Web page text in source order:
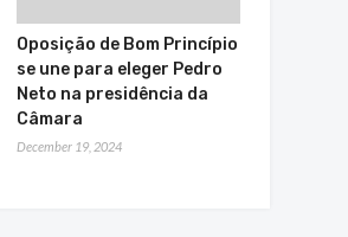
Oposição de Bom Princípio
se une para eleger Pedro
Neto na presidência da
Câmara
December 19, 2024